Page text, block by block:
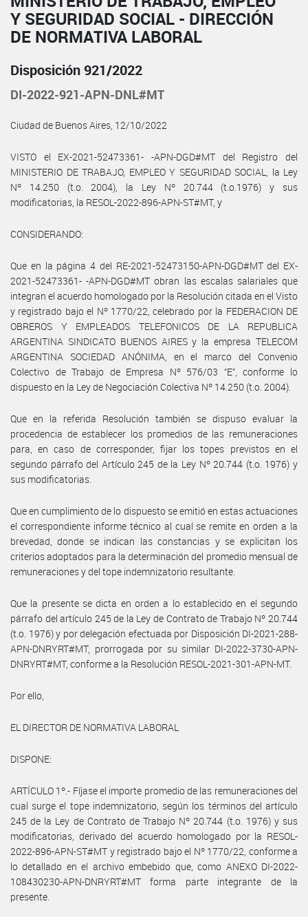
Y SEGURIDAD SOCIAL - DIRECCIÓN
DE NORMATIVA LABORAL
Disposición 921/2022
DI-2022-921-APN-DNL#MT
Ciudad de Buenos Aires, 12/10/2022
VISTO el EX-2021-52473361- -APN-DGD#MT del Registro del
MINISTERIO DE TRABAJO, EMPLEO Y SEGURIDAD SOCIAL, la Ley
Nº 14.250 (t.o. 2004), la Ley Nº 20.744 (t.o.1976) y sus
modificatorias, la RESOL-2022-896-APN-ST#MT, y
CONSIDERANDO:
Que en la página 4 del RE-2021-52473150-APN-DGD#MT del EX-
2021-52473361- -APN-DGD#MT obran las escalas salariales que
integran el acuerdo homologado por la Resolución citada en el Visto
y registrado bajo el Nº 1770/22, celebrado por la FEDERACION DE
OBREROS Y EMPLEADOS TELEFONICOS DE LA REPUBLICA
ARGENTINA SINDICATO BUENOS AIRES y la empresa TELECOM
ARGENTINA SOCIEDAD ANÓNIMA, en el marco del Convenio
Colectivo de Trabajo de Empresa Nº 576/03 “E”, conforme lo
dispuesto en la Ley de Negociación Colectiva Nº 14.250 (t.o. 2004).
Que en la referida Resolución también se dispuso evaluar la
procedencia de establecer los promedios de las remuneraciones
para, en caso de corresponder, fijar los topes previstos en el
segundo párrafo del Artículo 245 de la Ley Nº 20.744 (t.o. 1976) y
sus modificatorias.
Que en cumplimiento de lo dispuesto se emitió en estas actuaciones
el correspondiente informe técnico al cual se remite en orden a la
brevedad, donde se indican las constancias y se explicitan los
criterios adoptados para la determinación del promedio mensual de
remuneraciones y del tope indemnizatorio resultante.
Que la presente se dicta en orden a lo establecido en el segundo
párrafo del artículo 245 de la Ley de Contrato de Trabajo Nº 20.744
(t.o. 1976) y por delegación efectuada por Disposición DI-2021-288-
APN-DNRYRT#MT, prorrogada por su similar DI-2022-3730-APN-
DNRYRT#MT, conforme a la Resolución RESOL-2021-301-APN-MT.
Por ello,
EL DIRECTOR DE NORMATIVA LABORAL
DISPONE:
ARTÍCULO 1º.- Fíjase el importe promedio de las remuneraciones del
cual surge el tope indemnizatorio, según los términos del artículo
245 de la Ley de Contrato de Trabajo Nº 20.744 (t.o. 1976) y sus
modificatorias, derivado del acuerdo homologado por la RESOL-
2022-896-APN-ST#MT y registrado bajo el Nº 1770/22, conforme a
lo detallado en el archivo embebido que, como ANEXO DI-2022-
108430230-APN-DNRYRT#MT forma parte integrante de la
presente.